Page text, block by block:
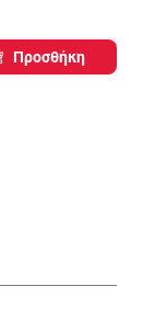
Προσθήκη